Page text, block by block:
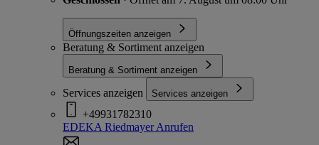
Öffnungszeiten anzeigen
Beratung & Sortiment anzeigen
Beratung & Sortiment anzeigen
Services anzeigen Services anzeigen
+49931782310
EDEKA RiedmayerAnrufen